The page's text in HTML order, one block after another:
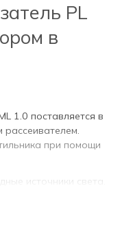
PL
в
1.0 поставляется в
при помощи
источники света.